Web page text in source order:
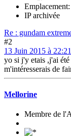
IP archivée
Re : gundam
#2
13 Juin 2015 à
yo si j'y etais ,j'ai
m'intéresserais de
Mellorine
Membre de